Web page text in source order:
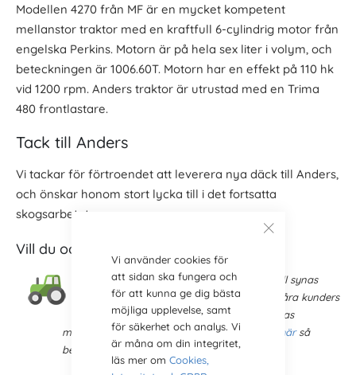
Vi använder cookies för
att sidan ska fungera och
för att kunna ge dig bästa
möjliga upplevelse, samt
för säkerhet och analys. Vi
är måna om din integritet,
läs mer om Cookies,
Modellen 4270 från MF är en mycket kompetent
mellanstor traktor med en kraftfull 6-cylindrig motor från
engelska Perkins. Motorn är på hela sex liter i volym, och
beteckningen är 1006.60T. Motorn har en effekt på 110 hk
vid 1200 rpm. Anders traktor är utrustad med en Trima
480 frontlastare.
Tack till Anders
Vi tackar för förtroendet att leverera nya däck till Anders,
och önskar honom stort lycka till i det fortsatta
skogsarbetet.
Vill du också synas här?
Har du köpt nya däck av oss och också vill synas
här? Vi är alltid intresserade av att följa våra kunders
uppgraderingar med nya däck, och se deras
maskiner och traktorer. Kontakta oss gärna
härså
berättar vi mer.